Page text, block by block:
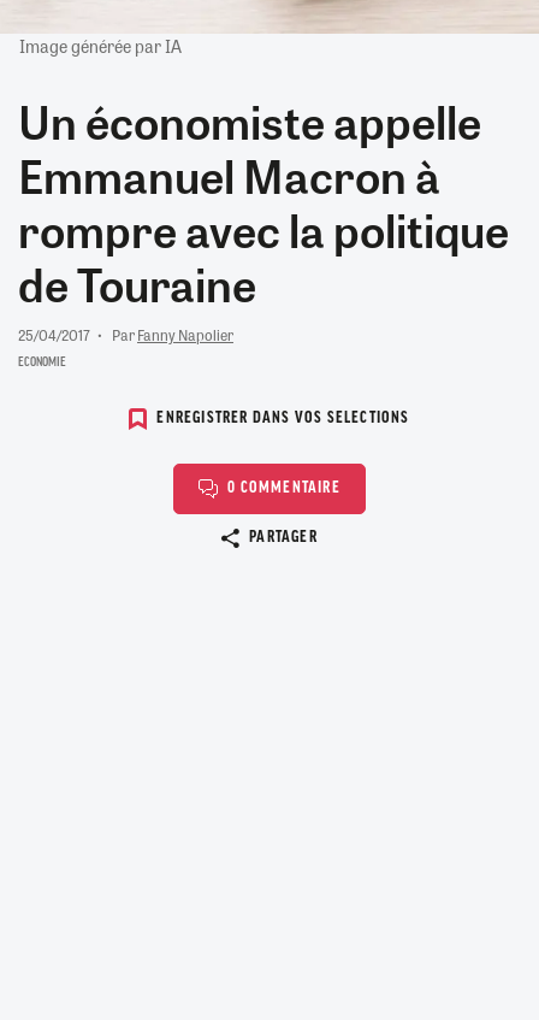
Image générée par IA
Un économiste appelle
Emmanuel Macron à
rompre avec la politique
de Touraine
25/04/2017 ParFanny Napolier
ECONOMIE
ENREGISTRER DANS VOS SELECTIONS
0 COMMENTAIRE
PARTAGER